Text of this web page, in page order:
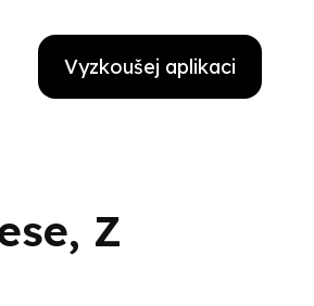
Vyzkoušej aplikaci
Z